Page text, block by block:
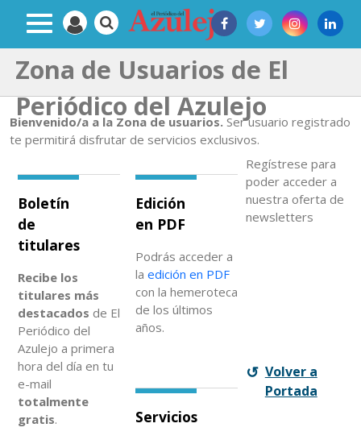
Zona de Usuarios de El
Periódico del Azulejo
Bienvenido/a a la Zona de usuarios. Ser usuario registrado
te permitirá disfrutar de servicios exclusivos.
Boletín
de
titulares
Recibe los
titulares más
destacados de El
Periódico del
Azulejo a primera
hora del día en tu
e-mail
totalmente
gratis.
Edición
en PDF
Podrás acceder a
la edición en PDF
con la hemeroteca
de los últimos
años.
Servicios
Regístrese para
poder acceder a
nuestra oferta de
newsletters
Volver a
Portada